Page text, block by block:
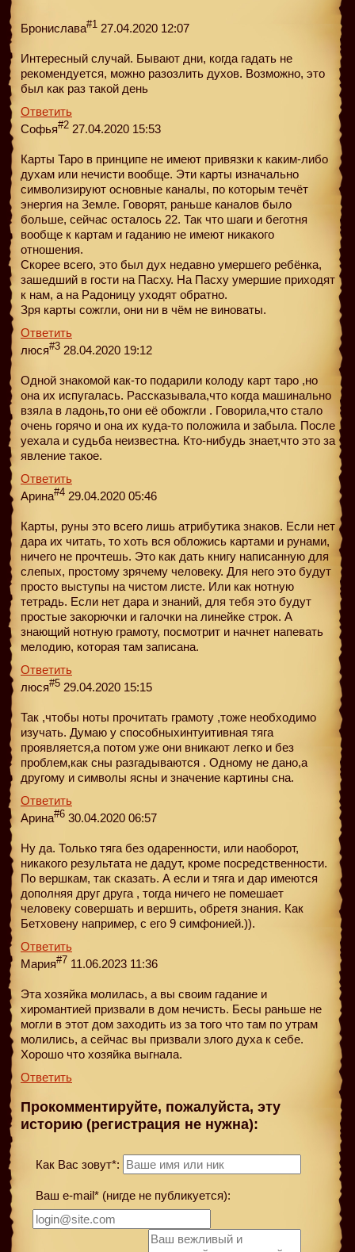
Бронислава#1 27.04.2020 12:07
Интересный случай. Бывают дни, когда гадать не
рекомендуется, можно разозлить духов. Возможно, это
был как раз такой день
Ответить
Софья#2 27.04.2020 15:53
Карты Таро в принципе не имеют привязки к каким-либо
духам или нечисти вообще. Эти карты изначально
символизируют основные каналы, по которым течёт
энергия на Земле. Говорят, раньше каналов было
больше, сейчас осталось 22. Так что шаги и беготня
вообще к картам и гаданию не имеют никакого
отношения.
Скорее всего, это был дух недавно умершего ребёнка,
зашедший в гости на Пасху. На Пасху умершие приходят
к нам, а на Радоницу уходят обратно.
Зря карты сожгли, они ни в чём не виноваты.
Ответить
люся#3 28.04.2020 19:12
Одной знакомой как-то подарили колоду карт таро ,но
она их испугалась. Рассказывала,что когда машинально
взяла в ладонь,то они её обожгли . Говорила,что стало
очень горячо и она их куда-то положила и забыла. После
уехала и судьба неизвестна. Кто-нибудь знает,что это за
явление такое.
Ответить
Арина#4 29.04.2020 05:46
Карты, руны это всего лишь атрибутика знаков. Если нет
дара их читать, то хоть вся обложись картами и рунами,
ничего не прочтешь. Это как дать книгу написанную для
слепых, простому зрячему человеку. Для него это будут
просто выступы на чистом листе. Или как нотную
тетрадь. Если нет дара и знаний, для тебя это будут
простые закорючки и галочки на линейке строк. А
знающий нотную грамоту, посмотрит и начнет напевать
мелодию, которая там записана.
Ответить
люся#5 29.04.2020 15:15
Так ,чтобы ноты прочитать грамоту ,тоже необходимо
изучать. Думаю у способныхинтуитивная тяга
проявляется,а потом уже они вникают легко и без
проблем,как сны разгадываются . Одному не дано,а
другому и символы ясны и значение картины сна.
Ответить
Арина#6 30.04.2020 06:57
Ну да. Только тяга без одаренности, или наоборот,
никакого результата не дадут, кроме посредственности.
По вершкам, так сказать. А если и тяга и дар имеются
дополняя друг друга , тогда ничего не помешает
человеку совершать и вершить, обретя знания. Как
Бетховену например, с его 9 симфонией.)).
Ответить
Мария#7 11.06.2023 11:36
Эта хозяйка молилась, а вы своим гадание и
хиромантией призвали в дом нечисть. Бесы раньше не
могли в этот дом заходить из за того что там по утрам
молились, а сейчас вы призвали злого духа к себе.
Хорошо что хозяйка выгнала.
Ответить
Прокомментируйте, пожалуйста, эту
историю (регистрация не нужна):
Как Вас зовут*:
Ваш e-mail* (нигде не публикуется):